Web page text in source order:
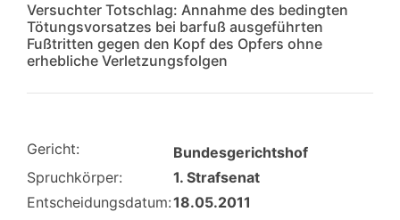
Versuchter Totschlag: Annahme des bedingten
Tötungsvorsatzes bei barfuß ausgeführten
Fußtritten gegen den Kopf des Opfers ohne
erhebliche Verletzungsfolgen
Gericht:
Bundesgerichtshof
Spruchkörper:
1. Strafsenat
Entscheidungsdatum:18.05.2011